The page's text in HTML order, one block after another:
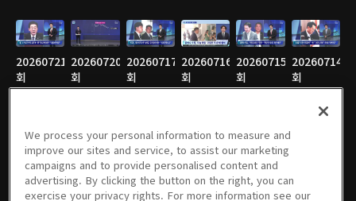
20260721
회
07/21/2026 • 1시간 34분
20260720
회
07/20/2026 • 1시간 33분
20260717
회
07/17/2026 • 1시간 35분
20260716
회
07/16/2026 • 1시간 33분
20260715
회
07/15/2026 • 1시간 35분
20260714
회
07/14/2026 • 1시간 35분
20260713
회
20260710
회
20260709
회
20260708
회
20260707
회
회
We process your personal information to measure and
improve our sites and service, to assist our marketing
campaigns and to provide personalised content and
advertising. By clicking the button on the right, you can
exercise your privacy rights. For more information see our